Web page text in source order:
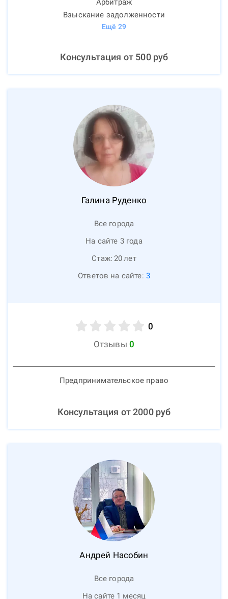
Арбитраж
Взыскание задолженности
Ещё 29
Консультация от 500руб
Галина Руденко
Все города
На сайте 3 года
Стаж: 20лет
Ответов на сайте: 3
0
Отзывы 0
Предпринимательское право
Консультация от2000руб
Андрей Насобин
Все города
На сайте 1 месяц